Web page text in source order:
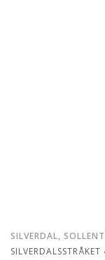
SILVERDAL,
SILVERDALSSTRÅKET